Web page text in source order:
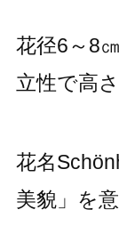
花径6～8
立性で高さ
花名
美貌」を意